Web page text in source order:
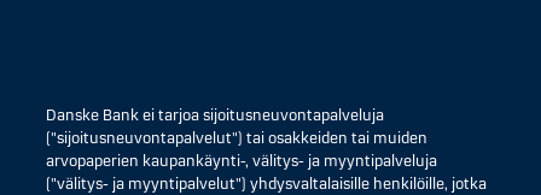
Danske Bank ei tarjoa sijoitusneuvontapalveluja
("sijoitusneuvontapalvelut") tai osakkeiden tai muiden
arvopaperien kaupankäynti-, välitys- ja myyntipalveluja
("välitys- ja myyntipalvelut") yhdysvaltalaisille henkilöille, jotka